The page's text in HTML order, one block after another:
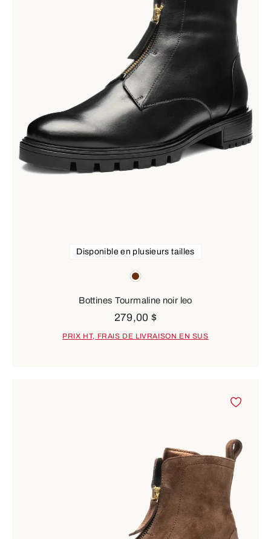
brown
Disponible en plusieurs tailles
Bottines Tourmaline noir leo
279,00 $
PRIX HT, FRAIS DE LIVRAISON EN SUS